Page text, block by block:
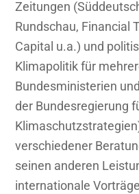
Zeitungen
Rundschau, Financial
Capital u.a.) und
Klimapolitik für
Bundesministerien
der Bundesregierung
verschiedener
seinen anderen
internationale